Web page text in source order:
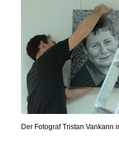
Der Fotograf Tristan Vankann